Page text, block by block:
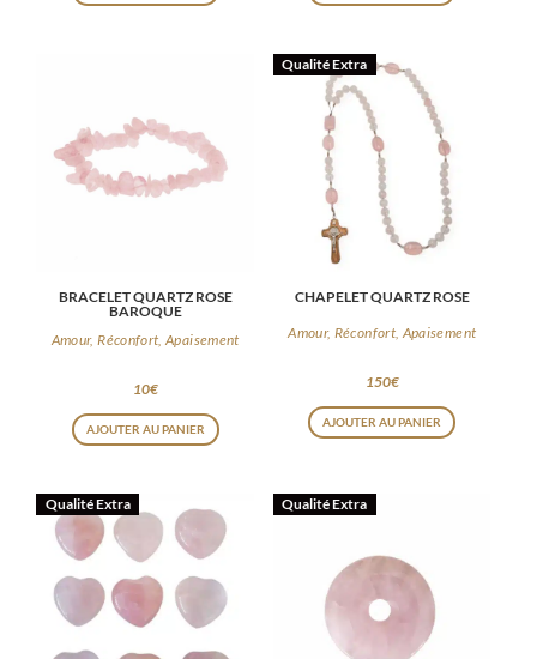
BRACELET QUARTZ ROSE
BAROQUE
Amour, Réconfort, Apaisement
10€
AJOUTER AU PANIER
Qualité Extra
CHAPELET QUARTZ ROSE
Amour, Réconfort, Apaisement
150€
AJOUTER AU PANIER
Qualité Extra Qualité Extra